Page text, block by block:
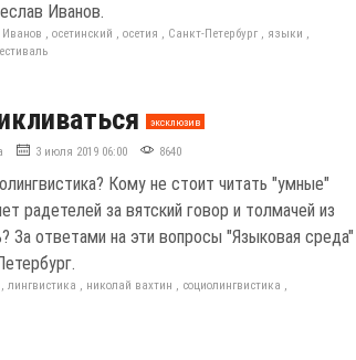
Иванов.
Иванов ,осетинский ,осетия , Санкт-Петербург , языки ,
эксклюзив
3 июля 2019 06:00 8640
Кому не стоит читать "умные"
радетелей за вятский говор и толмачей из
За ответами на эти вопросы "Языковая среда"
,лингвистика , николай вахтин , социолингвистика ,